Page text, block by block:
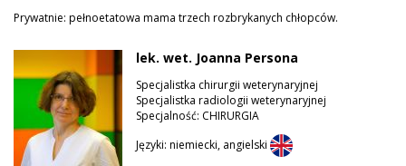
Prywatnie: pełnoetatowa mama trzech rozbrykanych chłopców.
lek. wet. Joanna Persona
Specjalistka chirurgii weterynaryjnej
Specjalistka radiologii weterynaryjnej
Specjalność: CHIRURGIA
Języki: niemiecki, angielski